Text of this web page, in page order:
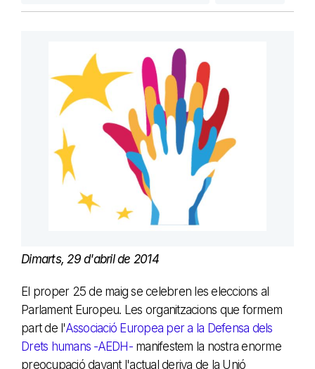
Dimarts, 29 d'abril de 2014
El proper 25 de maig se celebren les eleccions al
Parlament Europeu. Les organitzacions que formem
part de l'Associació Europea per a la Defensa dels
Drets humans -AEDH-manifestem la nostra enorme
preocupació davant l'actual deriva de la Unió